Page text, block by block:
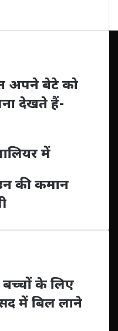
अपने बेटे को
देखते हैं-
में
की कमान
के लिए
में बिल लाने